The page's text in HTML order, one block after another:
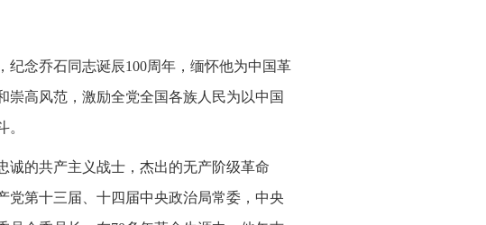
念乔石同志诞辰100周年，缅怀他为中国革
高风范，激励全党全国各族人民为以中国
。
诚的共产主义战士，杰出的无产阶级革命
党第十三届、十四届中央政治局常委，中央